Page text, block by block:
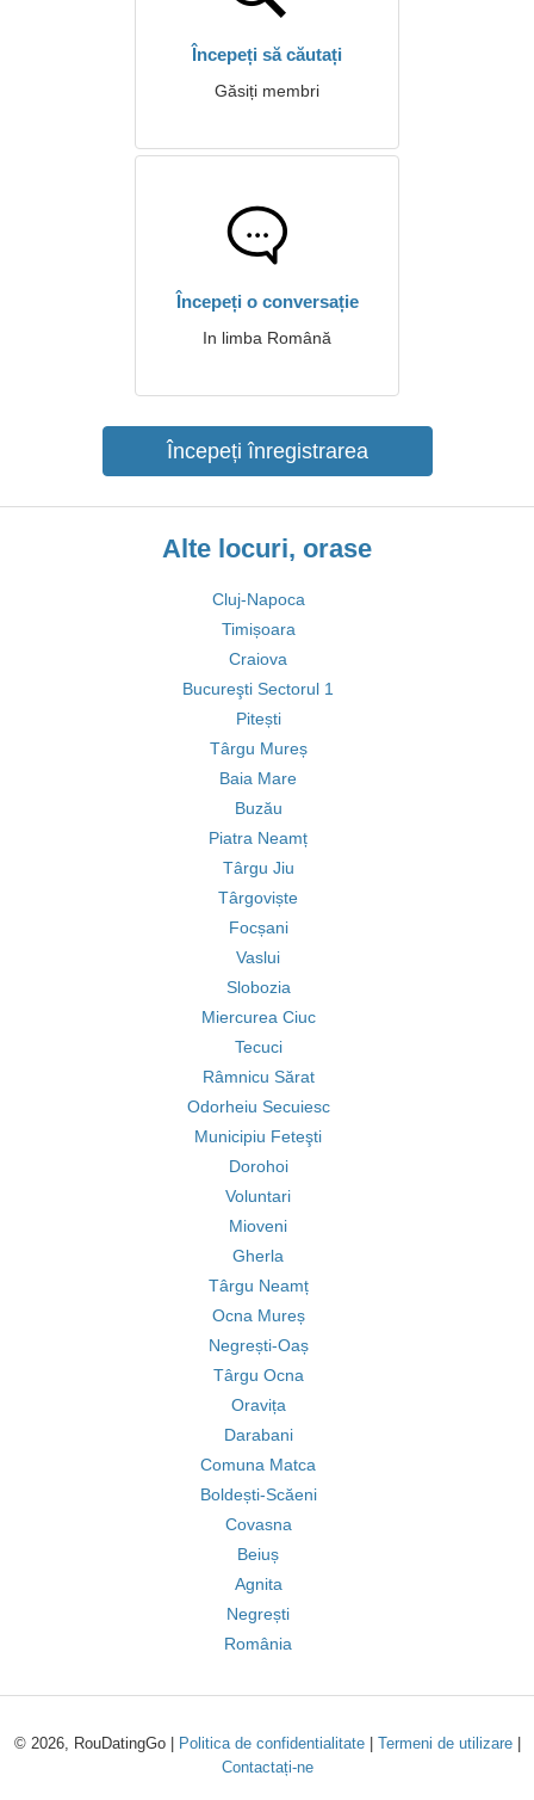
Începeți să căutați
Găsiți membri
Începeți o conversație
In limba Română
Începeți înregistrarea
Alte locuri, orase
Cluj-Napoca
Timișoara
Craiova
Bucureşti Sectorul 1
Pitești
Târgu Mureș
Baia Mare
Buzău
Piatra Neamț
Târgu Jiu
Târgoviște
Focșani
Vaslui
Slobozia
Miercurea Ciuc
Tecuci
Râmnicu Sărat
Odorheiu Secuiesc
Municipiu Feteşti
Dorohoi
Voluntari
Mioveni
Gherla
Târgu Neamț
Ocna Mureș
Negrești-Oaș
Târgu Ocna
Oravița
Darabani
Comuna Matca
Boldești-Scăeni
Covasna
Beiuș
Agnita
Negrești
România
© 2026, RouDatingGo | Politica de confidentialitate| Termeni de utilizare|
Contactați-ne